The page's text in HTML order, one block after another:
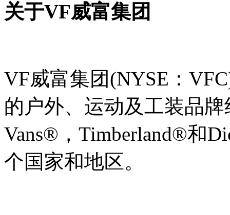
关于VF威富集团
VF威富集团(NYSE：
的户外、运动及工装品
Vans®，Timberland®和
个国家和地区。